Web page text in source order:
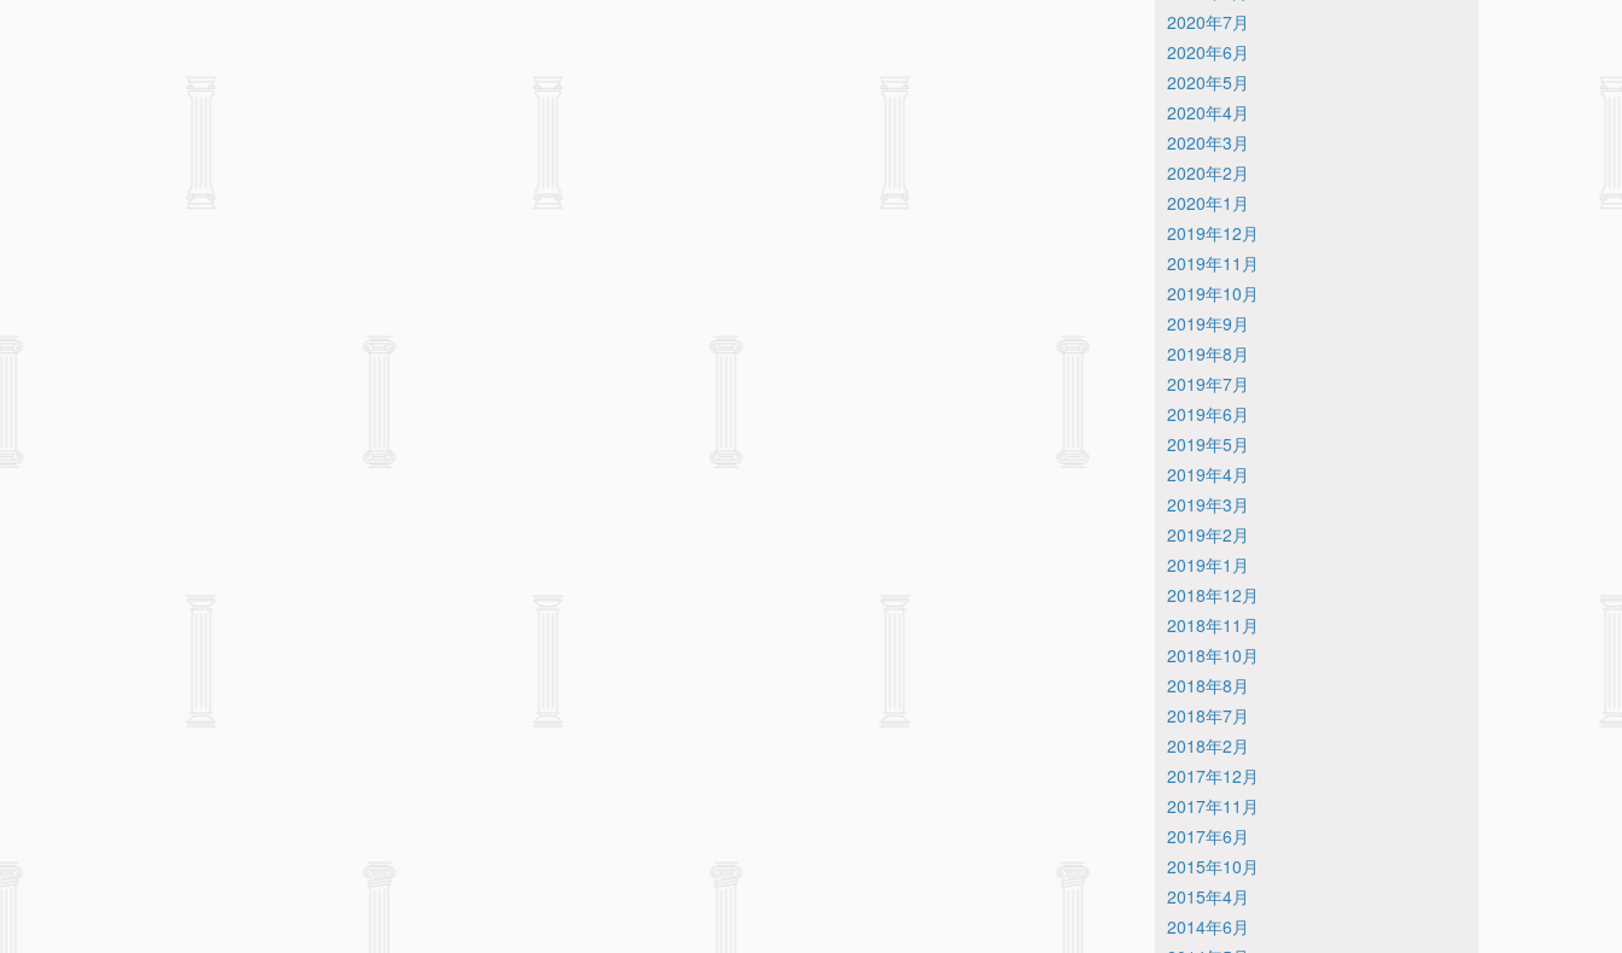
2020年7月
2020年6月
2020年5月
2020年4月
2020年3月
2020年2月
2020年1月
2019年12月
2019年11月
2019年10月
2019年9月
2019年8月
2019年7月
2019年6月
2019年5月
2019年4月
2019年3月
2019年2月
2019年1月
2018年12月
2018年11月
2018年10月
2018年8月
2018年7月
2018年2月
2017年12月
2017年11月
2017年6月
2015年10月
2015年4月
2014年6月